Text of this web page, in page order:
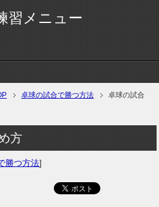
習メニュー
卓球の試合で勝つ方法
卓球の試合
方
勝つ方法]